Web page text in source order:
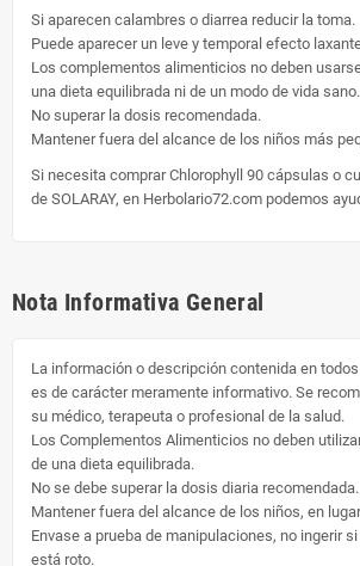
Si aparecen calambres o diarrea reducir la toma.
Puede aparecer un leve y temporal efecto
Los complementos alimenticios no deben
una dieta equilibrada ni de un modo de vida sano.
No superar la dosis recomendada.
Mantener fuera del alcance de los niños más
Si necesita comprar Chlorophyll 90 cápsulas o
de SOLARAY, en Herbolario72.com podemos
Nota Informativa General
La información o descripción contenida en
es de carácter meramente informativo. Se
su médico, terapeuta o profesional de la salud.
Los Complementos Alimenticios no deben
de una dieta equilibrada.
No se debe superar la dosis diaria recomendada.
Mantener fuera del alcance de los niños, en
Envase a prueba de manipulaciones, no ingerir
está roto.